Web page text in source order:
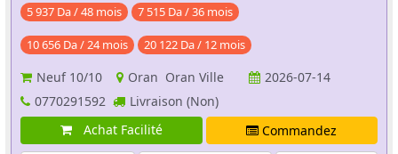
5 937 Da / 48 mois 7 515 Da / 36 mois
10 656 Da / 24 mois 20 122 Da / 12 mois
Neuf 10/10 Oran Oran Ville
2026-07-14
0770291592
Livraison (Non)
Achat Facilité
Commandez